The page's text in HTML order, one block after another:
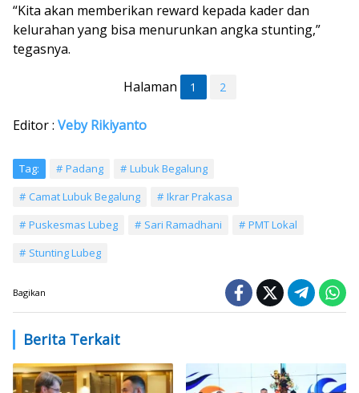
“Kita akan memberikan reward kepada kader dan
kelurahan yang bisa menurunkan angka stunting,”
tegasnya.
Halaman 1 2
Editor : Veby Rikiyanto
Tag: Padang
Lubuk Begalung
Camat Lubuk Begalung
Ikrar Prakasa
Puskesmas Lubeg
Sari Ramadhani
PMT Lokal
Stunting Lubeg
Bagikan
Berita Terkait